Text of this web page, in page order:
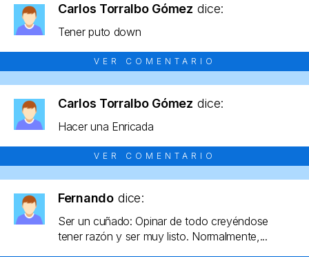
Carlos Torralbo Gómez dice:
Tener puto down
VER COMENTARIO
Carlos Torralbo Gómez dice:
Hacer una Enricada
VER COMENTARIO
Fernando dice:
Ser un cuñado: Opinar de todo creyéndose
tener razón y ser muy listo. Normalmente,...